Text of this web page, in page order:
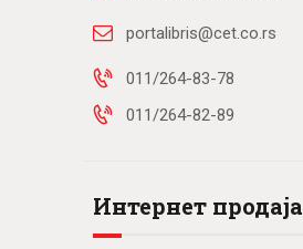
portalibris@cet.co.rs
011/264-83-78
011/264-82-89
Интернет продаја